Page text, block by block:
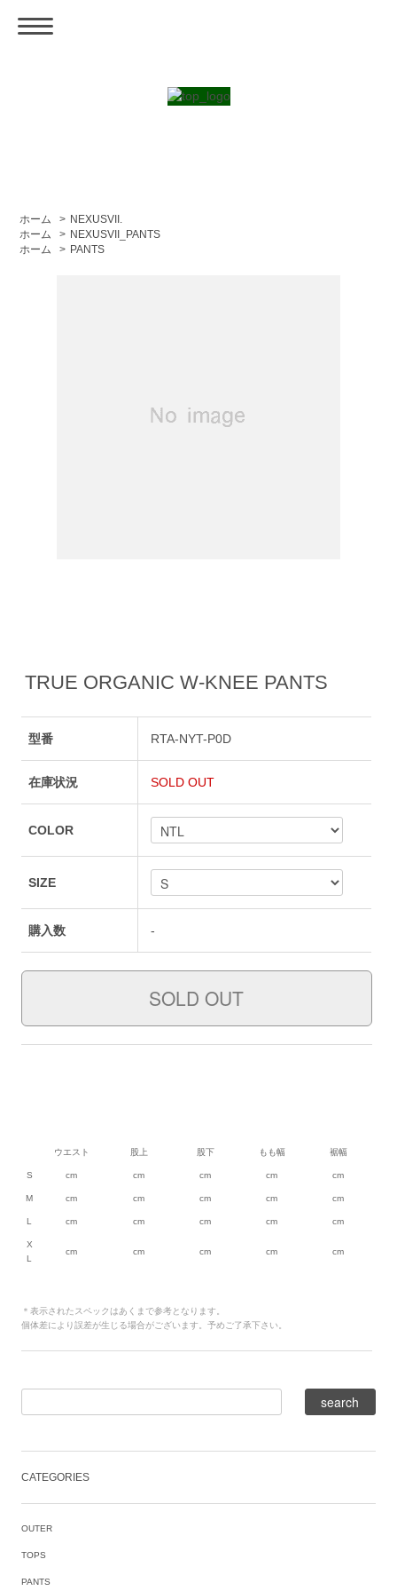
ホーム > NEXUSVII.
ホーム
> NEXUSVII_PANTS
ホーム
> PANTS
TRUE ORGANIC W-KNEE PANTS
型番 RTA-NYT-P0D
在庫状況 SOLD OUT
COLOR
SIZE
購入数 -
ウエスト 股上 股下 もも幅 裾幅
S cm cm cm cm cm
M cm cm cm cm cm
L cm cm cm cm cm
X
L
cm cm cm cm cm
＊表示されたスペックはあくまで参考となります。
個体差により誤差が生じる場合がございます。予めご了承下さい。
CATEGORIES
OUTER
TOPS
PANTS